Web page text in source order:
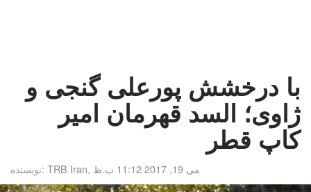
با درخشش پورعلی گنجی و
ژاوی؛ السد قهرمان امیر
کاپ قطر
نویسنده:TRB Iran, می 19, 2017 11:12 ب.ظ